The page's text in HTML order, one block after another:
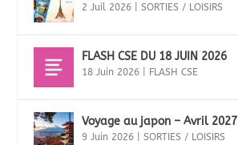
2 Juil 2026 |SORTIES / LOISIRS
FLASH CSE DU 18 JUIN 2026
18 Juin 2026 FLASH CSE
Voyage au japon – Avril 2027
9 Juin 2026 |SORTIES / LOISIRS